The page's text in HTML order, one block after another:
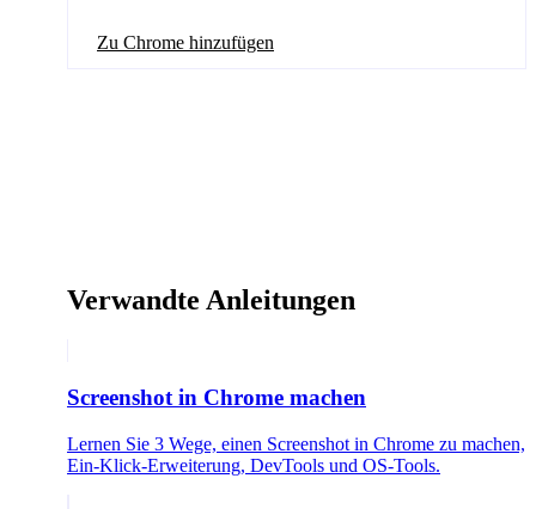
Zu Chrome hinzufügen
Verwandte Anleitungen
Screenshot in Chrome machen
Lernen Sie 3 Wege, einen Screenshot in Chrome zu machen,
Ein-Klick-Erweiterung, DevTools und OS-Tools.